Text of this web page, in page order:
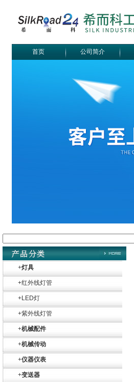
首页 公司简介
+灯具
+红外线灯管
+LED灯
+紫外线灯管
+机械配件
+机械传动
+仪器仪表
+变送器